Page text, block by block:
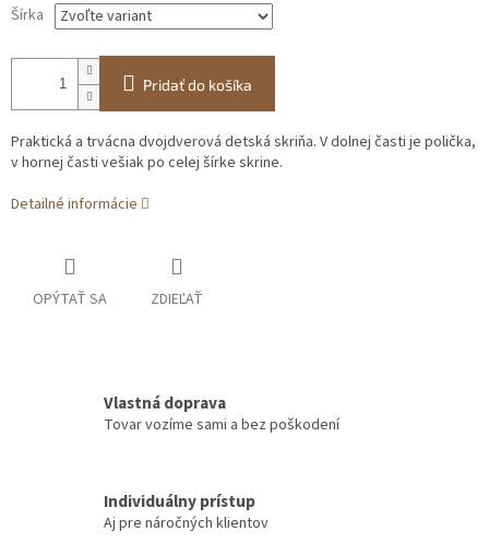
Šírka
Pridať do košíka
Praktická a trvácna dvojdverová detská skriňa. V dolnej časti je polička,
v hornej časti vešiak po celej šírke skrine.
Detailné informácie
OPÝTAŤ SA ZDIEĽAŤ
Vlastná doprava
Tovar vozíme sami a bez poškodení
Individuálny prístup
Aj pre náročných klientov